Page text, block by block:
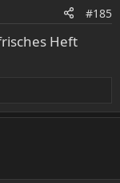
#185
Heft